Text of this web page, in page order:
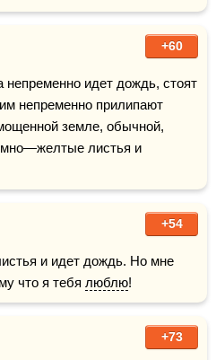
+60
непременно идет дождь, стоят
непременно прилипают
земле, обычной,
листья и
+54
что я тебя люблю!
+73